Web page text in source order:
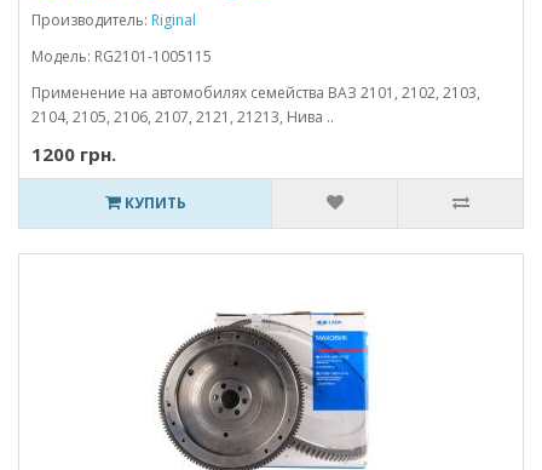
Производитель: Riginal
Модель: RG2101-1005115
Применение на автомобилях семейства ВАЗ 2101, 2102, 2103,
2104, 2105, 2106, 2107, 2121, 21213, Нива ..
1200 грн.
КУПИТЬ